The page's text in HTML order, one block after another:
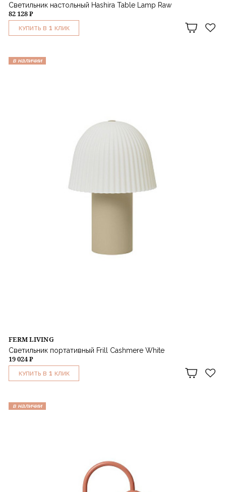
Светильник настольный Hashira Table Lamp Raw
82 128 ₽
КУПИТЬ В 1 КЛИК
в наличии
FERM LIVING
Светильник портативный Frill Cashmere White
19 024 ₽
КУПИТЬ В 1 КЛИК
в наличии